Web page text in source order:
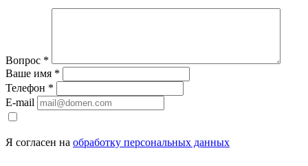
Вопрос *
Ваше имя *
Телефон *
E-mail
Я согласен на обработку персональных данных